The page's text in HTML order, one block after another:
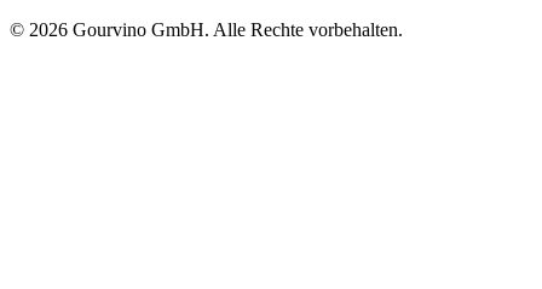
© 2026 Gourvino GmbH. Alle Rechte vorbehalten.